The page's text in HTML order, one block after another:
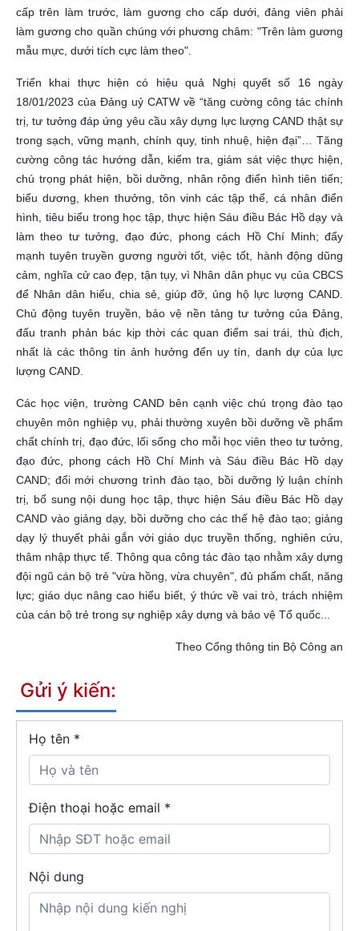
cấp trên làm trước, làm gương cho cấp dưới, đảng viên phải
làm gương cho quần chúng với phương châm: "Trên làm gương
mẫu mực, dưới tích cực làm theo".
Triển khai thực hiện có hiệu quả Nghị quyết số 16 ngày
18/01/2023 của Đảng uỷ CATW về “tăng cường công tác chính
trị, tư tưởng đáp ứng yêu cầu xây dựng lực lượng CAND thật sự
trong sạch, vững mạnh, chính quy, tinh nhuệ, hiện đại”… Tăng
cường công tác hướng dẫn, kiểm tra, giám sát việc thực hiện,
chú trọng phát hiện, bồi dưỡng, nhân rộng điển hình tiên tiến;
biểu dương, khen thưởng, tôn vinh các tập thể, cá nhân điển
hình, tiêu biểu trong học tập, thực hiện Sáu điều Bác Hồ dạy và
làm theo tư tưởng, đạo đức, phong cách Hồ Chí Minh; đẩy
mạnh tuyên truyền gương người tốt, việc tốt, hành động dũng
cảm, nghĩa cử cao đẹp, tận tụy, vì Nhân dân phục vụ của CBCS
để Nhân dân hiểu, chia sẻ, giúp đỡ, ủng hộ lực lượng CAND.
Chủ động tuyên truyền, bảo vệ nền tảng tư tưởng của Đảng,
đấu tranh phản bác kịp thời các quan điểm sai trái, thù địch,
nhất là các thông tin ảnh hưởng đến uy tín, danh dự của lực
lượng CAND.
Các học viện, trường CAND bên cạnh việc chú trọng đào tạo
chuyên môn nghiệp vụ, phải thường xuyên bồi dưỡng về phẩm
chất chính trị, đạo đức, lối sống cho mỗi học viên theo tư tưởng,
đạo đức, phong cách Hồ Chí Minh và Sáu điều Bác Hồ dạy
CAND; đổi mới chương trình đào tạo, bồi dưỡng lý luận chính
trị, bổ sung nội dung học tập, thực hiện Sáu điều Bác Hồ dạy
CAND vào giảng dạy, bồi dưỡng cho các thế hệ đào tạo; giảng
dạy lý thuyết phải gắn với giáo dục truyền thống, nghiên cứu,
thâm nhập thực tế. Thông qua công tác đào tạo nhằm xây dựng
đội ngũ cán bộ trẻ "vừa hồng, vừa chuyên", đủ phẩm chất, năng
lực; giáo dục nâng cao hiểu biết, ý thức về vai trò, trách nhiệm
của cán bộ trẻ trong sự nghiệp xây dựng và bảo vệ Tổ quốc...
Theo Cổng thông tin Bộ Công an
Gửi ý kiến:
Họ tên *
Điện thoại hoặc email *
Nội dung